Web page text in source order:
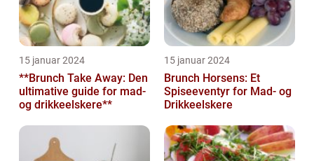
15 januar 2024
**Brunch Take Away: Den
ultimative guide for mad-
og drikkeelskere**
15 januar 2024
Brunch Horsens: Et
Spiseeventyr for Mad- og
Drikkeelskere